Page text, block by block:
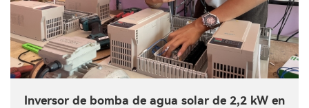
Inversor de bomba de agua solar de 2,2 kW en